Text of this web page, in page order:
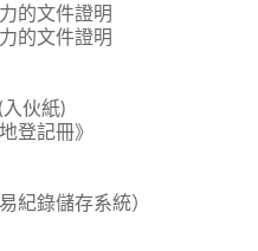
的文件證明
的文件證明
伙紙)
登記冊》
紀錄儲存系統）